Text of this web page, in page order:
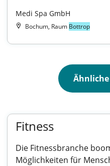
Medi Spa GmbH
Bochum, Raum Bottrop
Ähnliche
Fitness
Die Fitnessbranche
Möglichkeiten für